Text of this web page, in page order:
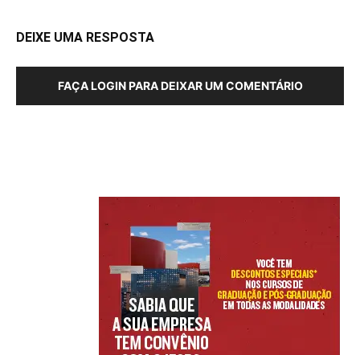
DEIXE UMA RESPOSTA
FAÇA LOGIN PARA DEIXAR UM COMENTÁRIO